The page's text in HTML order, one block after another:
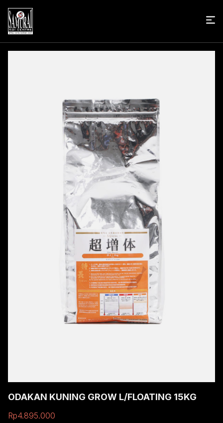
ODAKAN KUNING GROW L/FLOATING 15KG
Rp4.895.000